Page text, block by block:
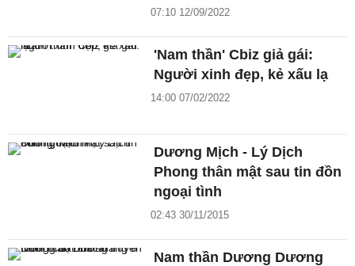
07:10 12/09/2022
'Nam thần' Cbiz giả gái:
Người xinh đẹp, kẻ xấu lạ
14:00 07/02/2022
Dương Mịch - Lý Dịch
Phong thân mật sau tin đồn
ngoại tình
02:43 30/11/2015
Nam thần Dương Dương